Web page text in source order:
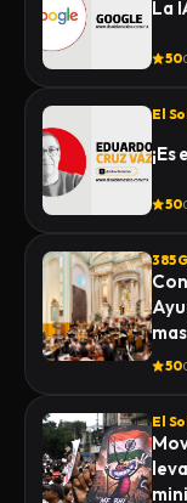
La
50
El
50
385
50
El